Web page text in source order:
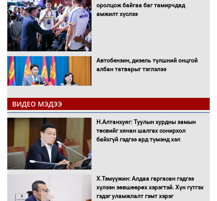
оролцож байгаа баг тамирчдад
амжилт хүслээ
Автобензин, дизель түлшний онцгой
албан татварыг тэглэлээ
Санхүүгийн хэмнэлтийн горимд эрүүл
мэндийн салбар хамаарахгүй
Нөөцийн махны худалдаа,
борлуулалтыг нээлттэй ил тод
болгоно
ВИДЕО МЭДЭЭ
Н.Алтанхуяг: Туулын хурдны замын
төсвийг хянан шалгах сонирхол
байхгүй гэдгээ ард түмэнд хэл
Х.Тэмүүжин: Алдаа гаргасан гэдгээ
хүлээн зөвшөөрөх хэрэгтэй. Хүн гүтгэх
гэдэг уламжлалт гэмт хэрэг